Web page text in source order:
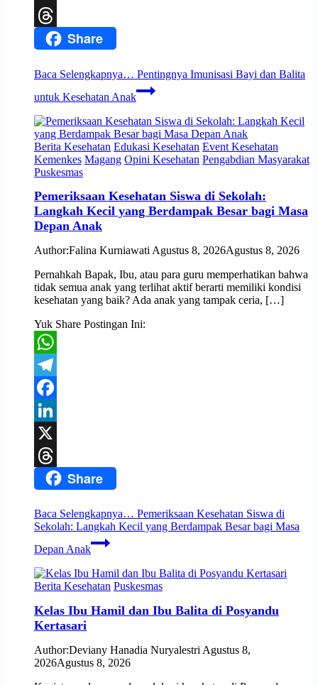
X
ThreadsShare
Baca Selengkapnya… Pentingnya Imunisasi Bayi dan Balita
untuk Kesehatan Anak
Berita Kesehatan Edukasi Kesehatan Event Kesehatan
Kemenkes Magang Opini Kesehatan Pengabdian Masyarakat
Puskesmas
Pemeriksaan Kesehatan Siswa di Sekolah:
Langkah Kecil yang Berdampak Besar bagi Masa
Depan Anak
Author:Falina Kurniawati Agustus 8, 2026Agustus 8, 2026
Pernahkah Bapak, Ibu, atau para guru memperhatikan bahwa
tidak semua anak yang terlihat aktif berarti memiliki kondisi
kesehatan yang baik? Ada anak yang tampak ceria, […]
Yuk Share Postingan Ini:
WhatsApp
Telegram
Facebook
LinkedIn
X
ThreadsShare
Baca Selengkapnya… Pemeriksaan Kesehatan Siswa di
Sekolah: Langkah Kecil yang Berdampak Besar bagi Masa
Depan Anak
Berita Kesehatan Puskesmas
Kelas Ibu Hamil dan Ibu Balita di Posyandu
Kertasari
Author:Deviany Hanadia Nuryalestri Agustus 8,
2026Agustus 8, 2026